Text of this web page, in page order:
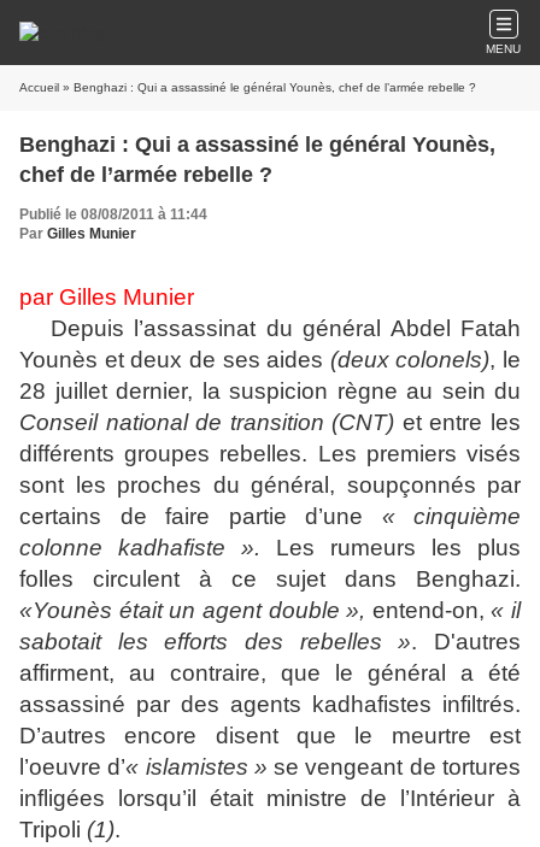
MENU
Accueil » Benghazi : Qui a assassiné le général Younès, chef de l’armée rebelle ?
Benghazi : Qui a assassiné le général Younès,
chef de l’armée rebelle ?
Publié le 08/08/2011 à 11:44
Par Gilles Munier
par Gilles Munier
Depuis l’assassinat du général Abdel Fatah
Younès et deux de ses aides (deux colonels), le
28 juillet dernier, la suspicion règne au sein du
Conseil national de transition (CNT) et entre les
différents groupes rebelles. Les premiers visés
sont les proches du général, soupçonnés par
certains de faire partie d’une « cinquième
colonne kadhafiste ». Les rumeurs les plus
folles circulent à ce sujet dans Benghazi.
«Younès était un agent double », entend-on,« il
sabotait les efforts des rebelles ». D'autres
affirment, au contraire, que le général a été
assassiné par des agents kadhafistes infiltrés.
D’autres encore disent que le meurtre est
l’oeuvre d’« islamistes » se vengeant de tortures
infligées lorsqu’il était ministre de l’Intérieur à
Tripoli (1).